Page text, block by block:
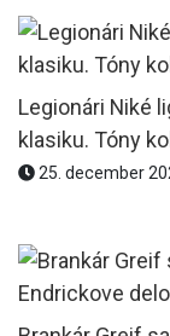
Legionári Niké
klasiku. Tóny
25. december